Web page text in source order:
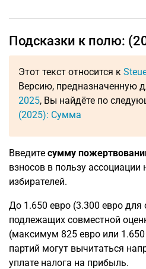
Подсказки к полю:
Этот текст относится к
Версию, предназначенную
2025, Вы найдёте по
(2025): Сумма
Введите сумму
взносов в пользу
избирателей.
До 1.650 евро (3.300 евро для
подлежащих совместной
(максимум 825 евро или
партий могут вычитаться
уплате налога на прибыль.